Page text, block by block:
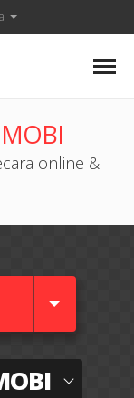
online &